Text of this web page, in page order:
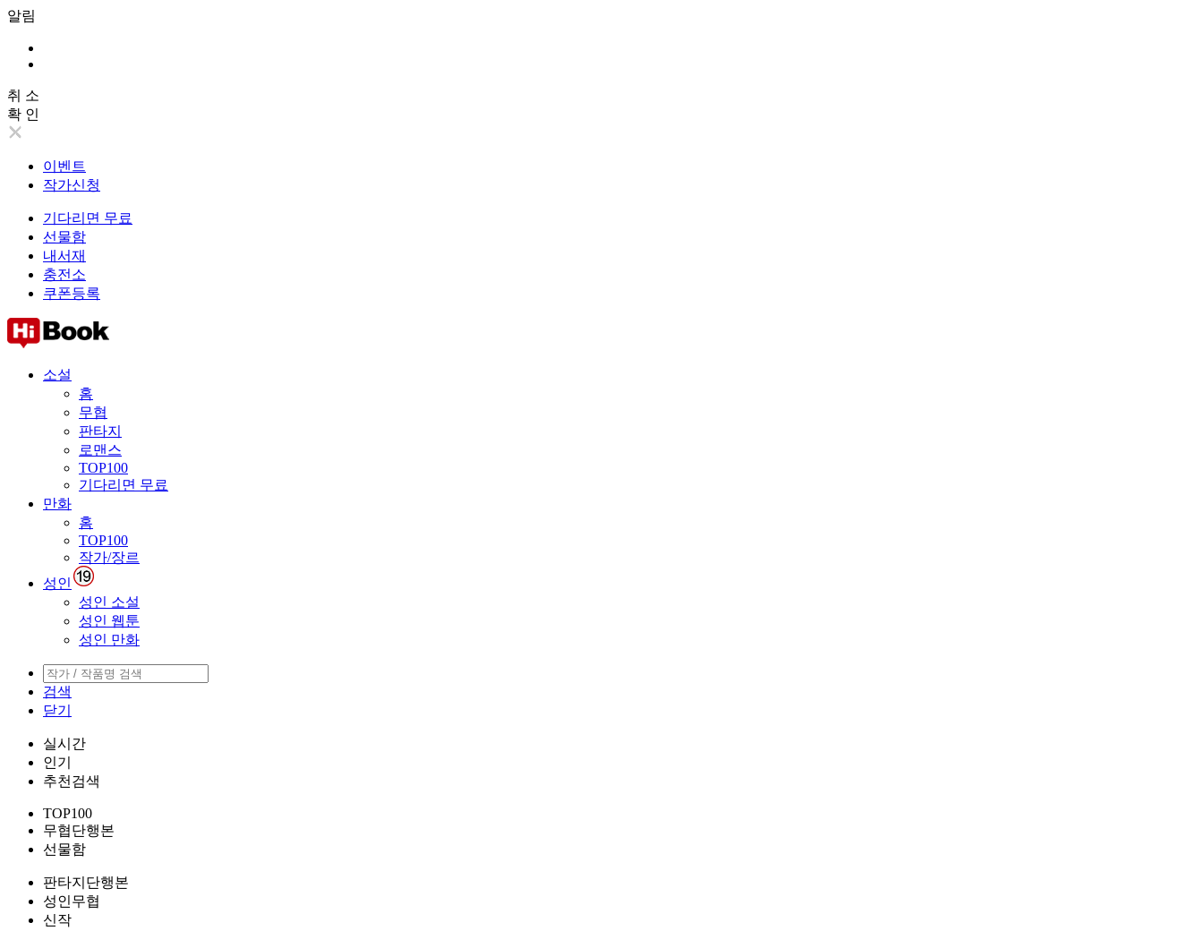
알림
취 소
확 인
이벤트
작가신청
기다리면 무료
선물함
내서재
충전소
쿠폰등록
소설
홈
무협
판타지
로맨스
TOP100
기다리면 무료
만화
홈
TOP100
작가/장르
성인
성인 소설
성인 웹툰
성인 만화
검색
닫기
실시간
인기
추천검색
TOP100
무협단행본
선물함
판타지단행본
성인무협
신작